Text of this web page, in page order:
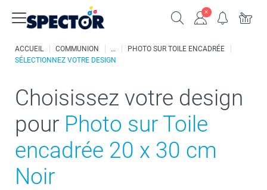
ACCUEIL COMMUNION
PHOTO SUR TOILE ENCADRÉE
SÉLECTIONNEZ VOTRE DESIGN
Choisissez votre design
pour Photo sur Toile
encadrée 20 x 30 cm
Noir